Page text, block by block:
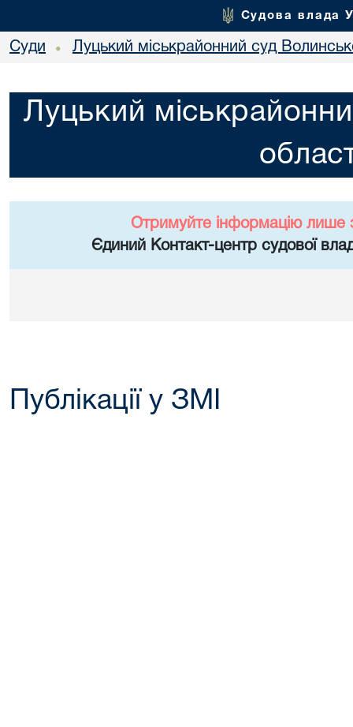
Судова влада
Суди • Луцький міськрайонний суд
Луцький
Отримуйте інформацію лише
Єдиний Контакт-центр судової
Публікації у ЗМІ